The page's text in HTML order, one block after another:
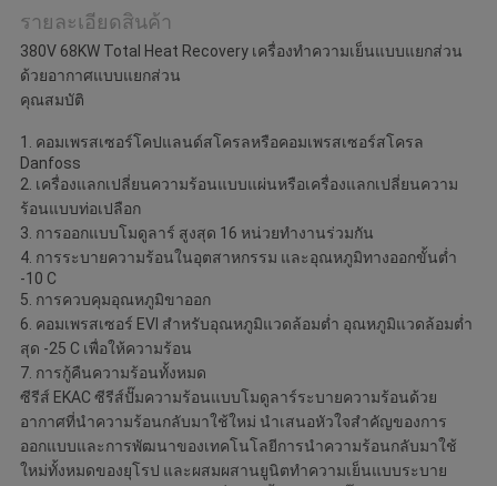
รายละเอียดสินค้า
380V 68KW Total Heat Recovery เครื่องทำความเย็นแบบแยกส่วน
ด้วยอากาศแบบแยกส่วน
คุณสมบัติ
1. คอมเพรสเซอร์โคปแลนด์สโครลหรือคอมเพรสเซอร์สโครล
Danfoss
2. เครื่องแลกเปลี่ยนความร้อนแบบแผ่นหรือเครื่องแลกเปลี่ยนความ
ร้อนแบบท่อเปลือก
3. การออกแบบโมดูลาร์ สูงสุด 16 หน่วยทำงานร่วมกัน
4. การระบายความร้อนในอุตสาหกรรม และอุณหภูมิทางออกขั้นต่ำ
-10 C
5. การควบคุมอุณหภูมิขาออก
6. คอมเพรสเซอร์ EVI สำหรับอุณหภูมิแวดล้อมต่ำ อุณหภูมิแวดล้อมต่ำ
สุด -25 C เพื่อให้ความร้อน
7. การกู้คืนความร้อนทั้งหมด
ซีรีส์ EKAC ซีรีส์ปั๊มความร้อนแบบโมดูลาร์ระบายความร้อนด้วย
อากาศที่นำความร้อนกลับมาใช้ใหม่ นำเสนอหัวใจสำคัญของการ
ออกแบบและการพัฒนาของเทคโนโลยีการนำความร้อนกลับมาใช้
ใหม่ทั้งหมดของยุโรป และผสมผสานยูนิตทำความเย็นแบบระบาย